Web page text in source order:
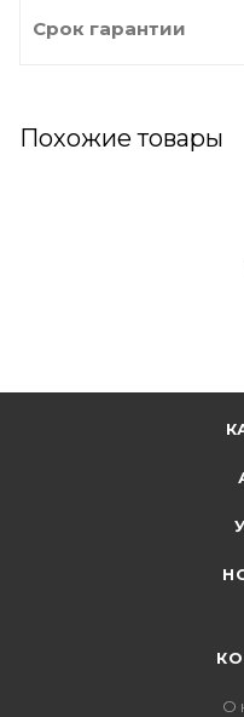
Срок гарантии
Похожие товары
О